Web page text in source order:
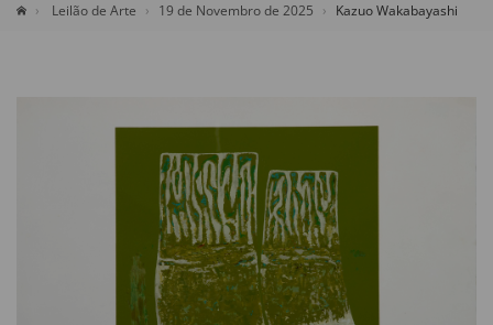
Leilão de Arte 19 de Novembro de 2025 Kazuo Wakabayashi